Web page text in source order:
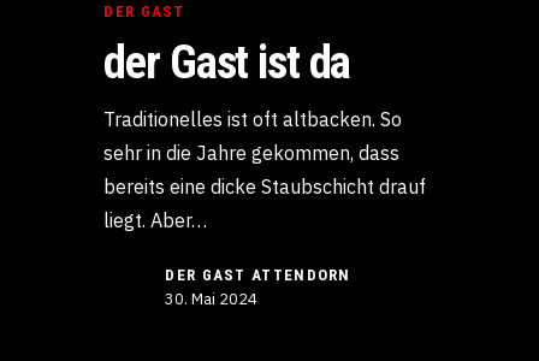
DER GAST
der Gast ist da
Traditionelles ist oft altbacken. So
sehr in die Jahre gekommen, dass
bereits eine dicke Staubschicht drauf
liegt. Aber…
DER GAST ATTENDORN
30. Mai 2024